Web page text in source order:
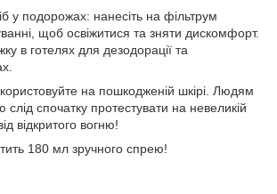
у подорожах: нанесіть на фільтрум
щоб освіжитися та зняти дискомфорт.
в готелях для дезодорації та
на пошкодженій шкірі. Людям
слід спочатку протестувати на невеликій
відкритого вогню!
180 мл зручного спрею!